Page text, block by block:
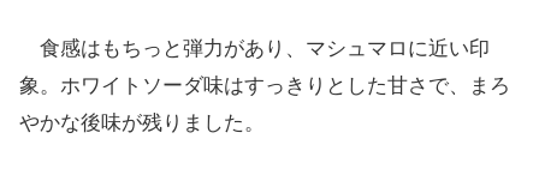
食感はもちっと弾力があり、マシュマロに近い印
象。ホワイトソーダ味はすっきりとした甘さで、まろ
やかな後味が残りました。